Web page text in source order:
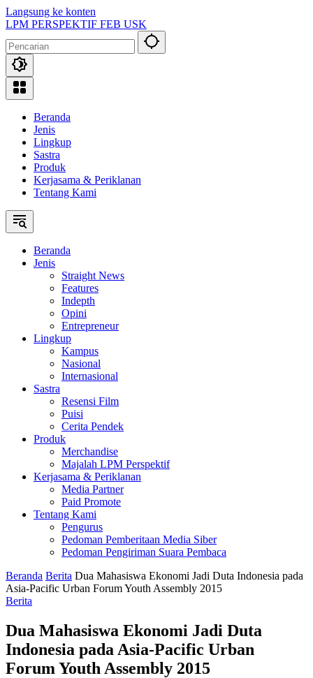
Langsung ke konten
LPM PERSPEKTIF FEB USK
Beranda
Jenis
Lingkup
Sastra
Produk
Kerjasama & Periklanan
Tentang Kami
Beranda
Jenis
Straight News
Features
Indepth
Opini
Entrepreneur
Lingkup
Kampus
Nasional
Internasional
Sastra
Resensi Film
Puisi
Cerita Pendek
Produk
Merchandise
Majalah LPM Perspektif
Kerjasama & Periklanan
Media Partner
Paid Promote
Tentang Kami
Pengurus
Pedoman Pemberitaan Media Siber
Pedoman Pengiriman Suara Pembaca
Beranda Berita Dua Mahasiswa Ekonomi Jadi Duta Indonesia pada
Asia-Pacific Urban Forum Youth Assembly 2015
Berita
Dua Mahasiswa Ekonomi Jadi Duta
Indonesia pada Asia-Pacific Urban
Forum Youth Assembly 2015